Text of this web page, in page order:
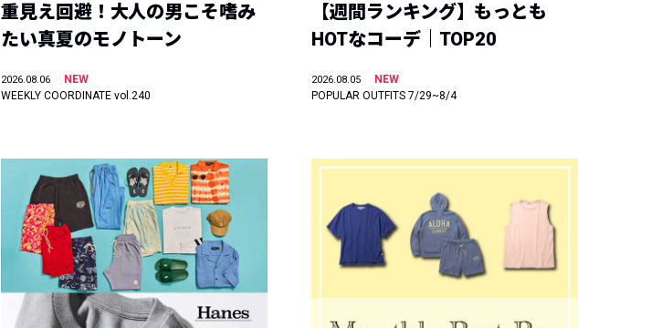
重見え回避！大人の男こそ嗜み
たい真夏のモノトーン
2026.08.06
NEW
WEEKLY COORDINATE vol.240
【週間ランキング】もっとも
HOTなコーデ｜TOP20
2026.08.05
NEW
POPULAR OUTFITS 7/29~8/4